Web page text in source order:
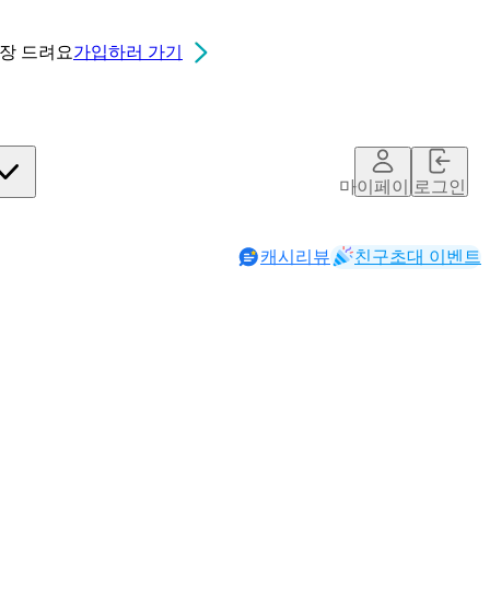
드려요가입하러 가기
마이페이지로그인
캐시리뷰 친구초대 이벤트